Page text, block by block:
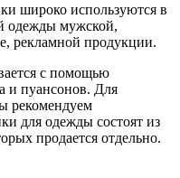
широко используются в
одежды мужской,
рекламной продукции.
с помощью
и пуансонов. Для
рекомендуем
для одежды состоят из
продается отдельно.